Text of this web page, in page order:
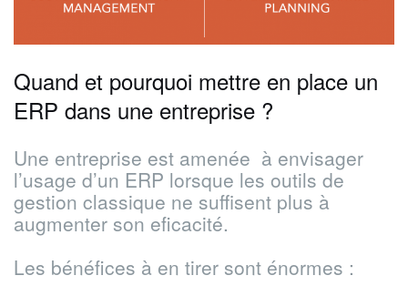
Quand et pourquoi mettre en place un
ERP dans une entreprise ?
Une entreprise est amenée à envisager
l’usage d’un ERP lorsque les outils de
gestion classique ne suffisent plus à
augmenter son eficacité.
Les bénéfices à en tirer sont énormes :